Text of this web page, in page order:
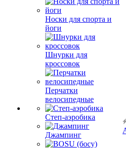
Носки для спорта и
йоги
Шнурки для
кроссовок
Перчатки
велосипедные
Степ-аэробика
Джампинг